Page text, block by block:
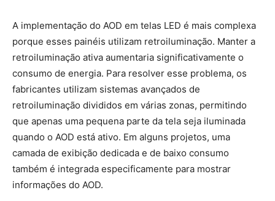
A implementação do AOD em telas LED é mais complexa
porque esses painéis utilizam retroiluminação. Manter a
retroiluminação ativa aumentaria significativamente o
consumo de energia. Para resolver esse problema, os
fabricantes utilizam sistemas avançados de
retroiluminação divididos em várias zonas, permitindo
que apenas uma pequena parte da tela seja iluminada
quando o AOD está ativo. Em alguns projetos, uma
camada de exibição dedicada e de baixo consumo
também é integrada especificamente para mostrar
informações do AOD.